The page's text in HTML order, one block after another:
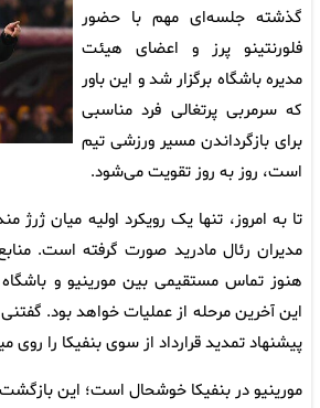
گذشته جلسه‌ای مهم با حضور
فلورنتینو پرز و اعضای هیئت
مدیره باشگاه برگزار شد و این باور
که سرمربی پرتغالی فرد مناسبی
برای بازگرداندن مسیر ورزشی تیم
است، روز به روز تقویت می‌شود.
تا به امروز، تنها یک رویکرد اولیه میان ژرژ
مدیران رئال مادرید صورت گرفته است.
هنوز تماس مستقیمی بین مورینیو و باشگاه
این آخرین مرحله از عملیات خواهد بود.
پیشنهاد تمدید قرارداد از سوی بنفیکا را روی
مورینیو در بنفیکا خوشحال است؛ این بازگشت